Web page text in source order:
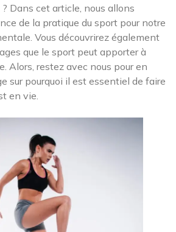
Dans cet article, nous allons
de la pratique du sport pour notre
Vous découvrirez également
que le sport peut apporter à
Alors, restez avec nous pour en
sur pourquoi il est essentiel de faire
en vie.